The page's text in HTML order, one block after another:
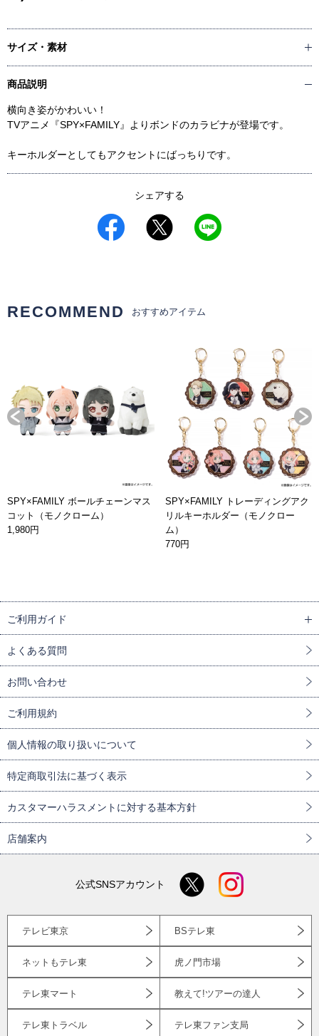
サイズ・素材
商品説明
横向き姿がかわいい！
TVアニメ『SPY×FAMILY』よりボンドのカラビナが登場です。
キーホルダーとしてもアクセントにばっちりです。
シェアする
RECOMMEND おすすめアイテム
SPY×FAMILY ボールチェーンマス
コット（モノクローム）
1,980円
SPY×FAMILY トレーディングアク
リルキーホルダー（モノクロー
ム）
770円
ご利用ガイド
よくある質問
お問い合わせ
ご利用規約
個人情報の取り扱いについて
特定商取引法に基づく表示
カスタマーハラスメントに対する基本方針
店舗案内
公式SNSアカウント
テレビ東京 BSテレ東
ネットもテレ東 虎ノ門市場
テレ東マート 教えて!ツアーの達人
テレ東トラベル テレ東ファン支局